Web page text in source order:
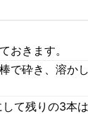
おきます。
で砕き、溶か
て残りの3本